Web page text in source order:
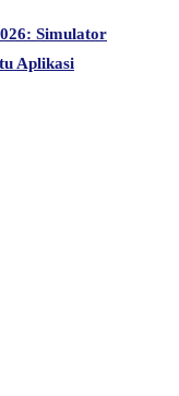
Simulator
Aplikasi